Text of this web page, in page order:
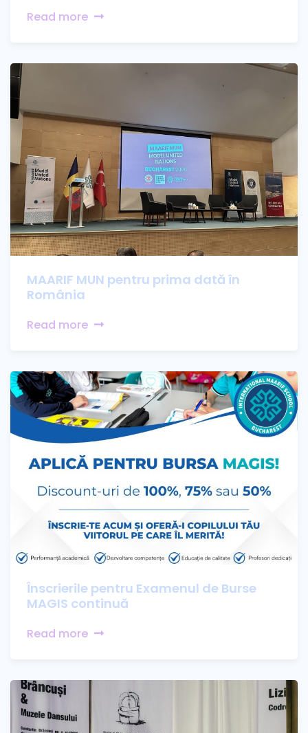
Read more
MAARIF MUN pentru prima dată în
România
Read more
Înscrierile pentru Examenul de Burse
MAGIS continuă
Read more